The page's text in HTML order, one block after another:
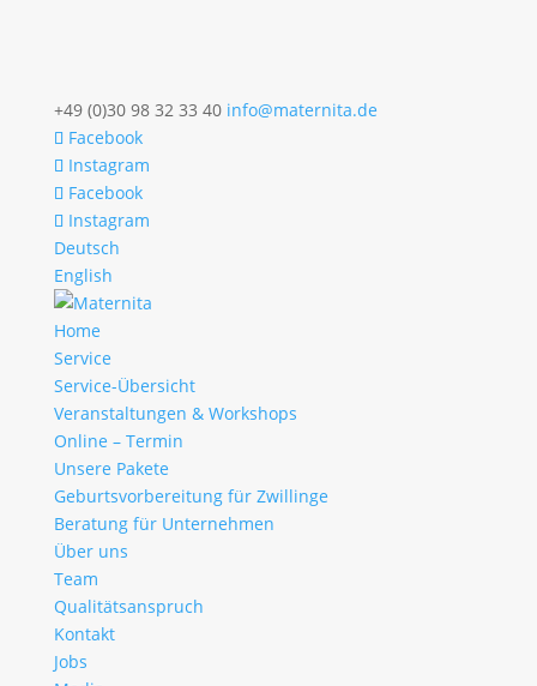
+49 (0)30 98 32 33 40 info@maternita.de
Facebook
Instagram
Facebook
Instagram
Deutsch
English
Home
Service
Service-Übersicht
Veranstaltungen & Workshops
Online – Termin
Unsere Pakete
Geburtsvorbereitung für Zwillinge
Beratung für Unternehmen
Über uns
Team
Qualitätsanspruch
Kontakt
Jobs